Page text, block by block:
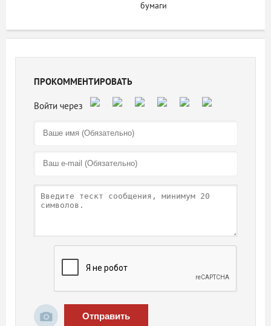
бумаги
ПРОКОММЕНТИРОВАТЬ
Отправить